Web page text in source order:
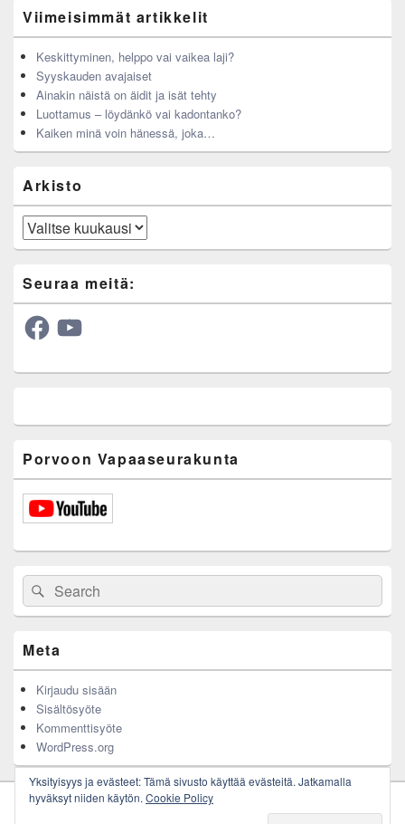
Viimeisimmät artikkelit
Keskittyminen, helppo vai vaikea laji?
Syyskauden avajaiset
Ainakin näistä on äidit ja isät tehty
Luottamus – löydänkö vai kadontanko?
Kaiken minä voin hänessä, joka…
Arkisto
Arkisto
Seuraa meitä:
FacebookYouTube
Porvoon Vapaaseurakunta
Search
for:
Search
Meta
Kirjaudu sisään
Sisältösyöte
Kommenttisyöte
WordPress.org
Yksityisyys ja evästeet: Tämä sivusto käyttää evästeitä. Jatkamalla
hyväksyt niiden käytön. Cookie Policy